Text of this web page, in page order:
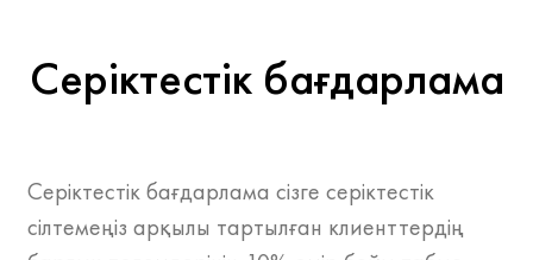
Серіктестік бағдарлама
Серіктестік бағдарлама сізге серіктестік
сілтемеңіз арқылы тартылған клиенттердің